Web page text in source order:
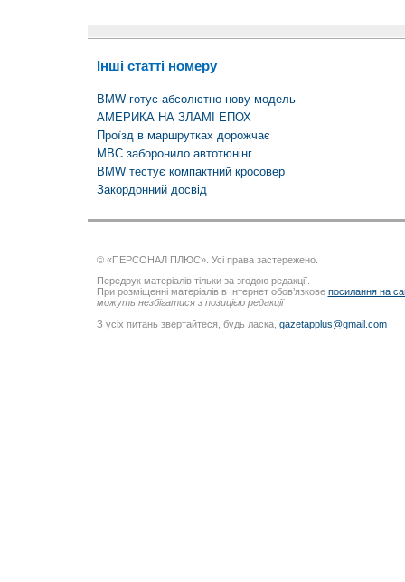
Інші статті номеру
BMW готує абсолютно нову модель
АМЕРИКА НА ЗЛАМІ ЕПОХ
Проїзд в маршрутках дорожчає
МВС заборонило автотюнінг
BMW тестує компактний кросовер
Закордонний досвід
© «ПЕРСОНАЛ ПЛЮС». Усі права застережено.
Передрук матеріалів тільки за згодою редакції.
При розміщенні матеріалів в Інтернет обов’язкове посилання на
можуть незбігатися з позицією редакції
З усіх питань звертайтеся, будь ласка, gazetapplus@gmail.com